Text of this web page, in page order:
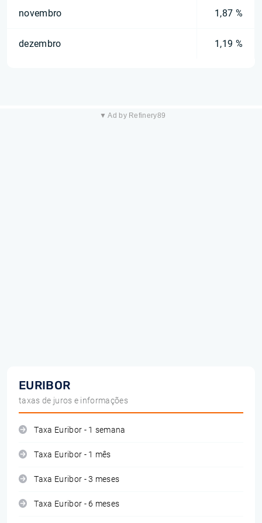
novembro 1,87 %
dezembro 1,19 %
▼ Ad by Refinery89
EURIBOR
taxas de juros e informações
Taxa Euribor - 1 semana
Taxa Euribor - 1 mês
Taxa Euribor - 3 meses
Taxa Euribor - 6 meses